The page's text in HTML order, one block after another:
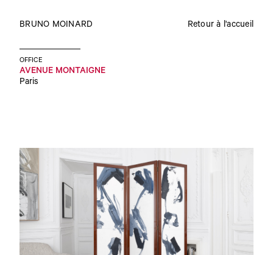
BRUNO MOINARD Retour à l'accueil
OFFICE
AVENUE MONTAIGNE
Paris